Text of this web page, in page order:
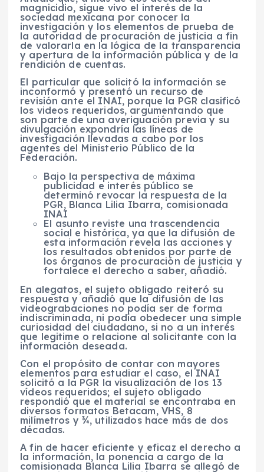
magnicidio, sigue vivo el interés de la
sociedad mexicana por conocer la
investigación y los elementos de prueba de
la autoridad de procuración de justicia a fin
de valorarla en la lógica de la transparencia
y apertura de la información pública y de la
rendición de cuentas.
El particular que solicitó la información se
inconformó y presentó un recurso de
revisión ante el INAI, porque la PGR clasificó
los videos requeridos, argumentando que
son parte de una averiguación previa y su
divulgación expondría las líneas de
investigación llevadas a cabo por los
agentes del Ministerio Público de la
Federación.
Bajo la perspectiva de máxima
publicidad e interés público se
determinó revocar la respuesta de la
PGR, Blanca Lilia Ibarra, comisionada
INAI
El asunto reviste una trascendencia
social e histórica, ya que la difusión de
esta información revela las acciones y
los resultados obtenidos por parte de
los órganos de procuración de justicia y
fortalece el derecho a saber, añadió.
En alegatos, el sujeto obligado reiteró su
respuesta y añadió que la difusión de las
videograbaciones no podía ser de forma
indiscriminada, ni podía obedecer una simple
curiosidad del ciudadano, si no a un interés
que legitime o relacione al solicitante con la
información deseada.
Con el propósito de contar con mayores
elementos para estudiar el caso, el INAI
solicitó a la PGR la visualización de los 13
vídeos requeridos; el sujeto obligado
respondió que el material se encontraba en
diversos formatos Betacam, VHS, 8
milímetros y ¾, utilizados hace más de dos
décadas.
A fin de hacer eficiente y eficaz el derecho a
la información, la ponencia a cargo de la
comisionada Blanca Lilia Ibarra se allegó de